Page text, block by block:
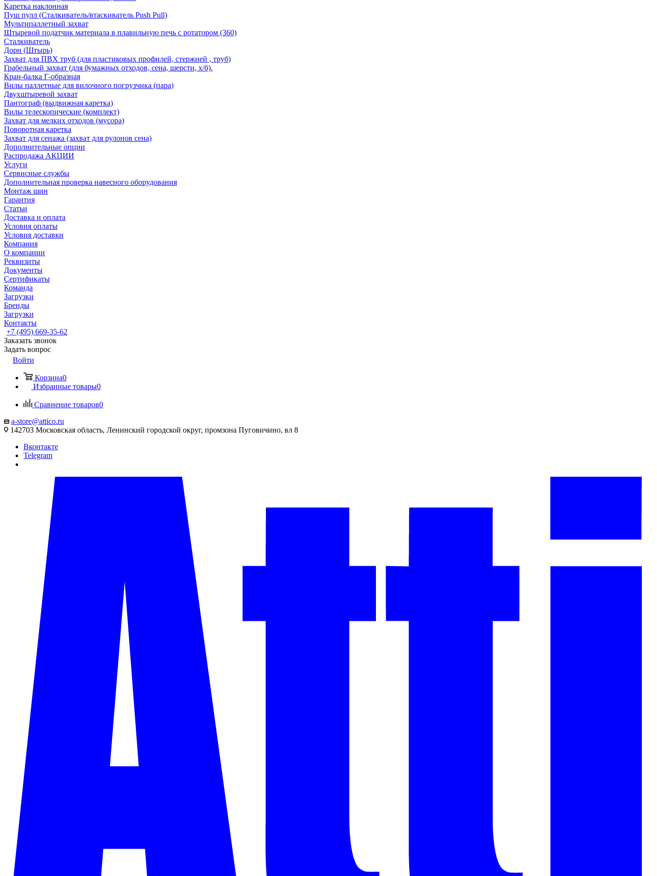
Каретка наклонная
Пуш пулл (Сталкиватель/втаскиватель Push Pull)
Мультипаллетный захват
Штыревой податчик материала в плавильную печь с ротатором (360)
Сталкиватель
Дорн (Штырь)
Захват для ПВХ труб (для пластиковых профилей, стержней , труб)
Грабельный захват (для бумажных отходов, сена, шерсти, х/б).
Кран-балка Г-образная
Вилы паллетные для вилочного погрузчика (пара)
Двухштыревой захват
Пантограф (выдвижная каретка)
Вилы телескопические (комплект)
Захват для мелких отходов (мусора)
Поворотная каретка
Захват для сенажа (захват для рулонов сена)
Дополнительные опции
Распродажа АКЦИИ
Услуги
Сервисные службы
Дополнительная проверка навесного оборудования
Монтаж шин
Гарантия
Статьи
Доставка и оплата
Условия оплаты
Условия доставки
Компания
О компании
Реквизиты
Документы
Сертификаты
Команда
Загрузки
Бренды
Загрузки
Контакты
+7 (495) 669-35-62
Заказать звонок
Задать вопрос
Войти
Корзина0
Избранные товары0
Сравнение товаров0
a-store@attico.ru
142703 Московская область, Ленинский городской округ, промзона Пуговичино, вл 8
Вконтакте
Telegram